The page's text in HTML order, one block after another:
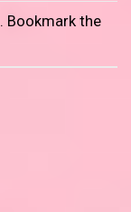
. Bookmark the